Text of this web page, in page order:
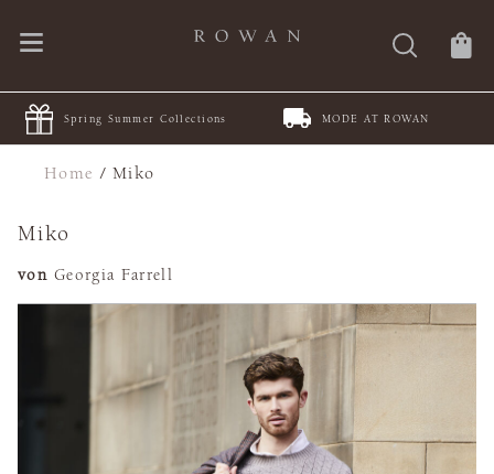
Spring Summer Collections MODE AT ROWAN
Home /Miko
Miko
von Georgia Farrell